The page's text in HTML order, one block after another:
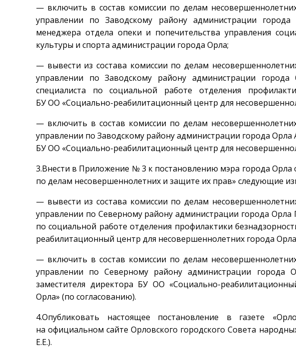
— включить в состав комиссии по делам
управлении по Заводскому району администрации
менеджера отдела опеки и попечительства управления
культуры и спорта администрации города Орла;
— вывести из состава комиссии по делам
управлении по Заводскому району администрации
специалиста по социальной работе отделения
БУ ОО «Социально-реабилитационный центр для
— включить в состав комиссии по делам
управлении по Заводскому району администрации города
БУ ОО «Социально-реабилитационный центр для
3.Внести в Приложение № 3 к постановлению мэра города Орла
по делам несовершеннолетних и защите их прав» следующие
— вывести из состава комиссии по делам
управлении по Северному району администрации города
по социальной работе отделения профилактики
реабилитационный центр для несовершеннолетних города
— включить в состав комиссии по делам
управлении по Северному району администрации города
заместителя директора БУ ОО «Социально-
Орла» (по согласованию).
4.Опубликовать настоящее постановление в газете
на официальном сайте Орловского городского Совета
Е.Е.).